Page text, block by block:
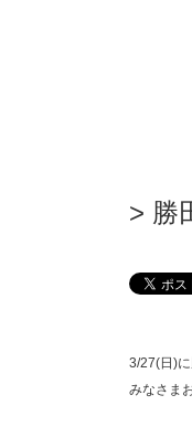
勝
3/27(日)
みなさま